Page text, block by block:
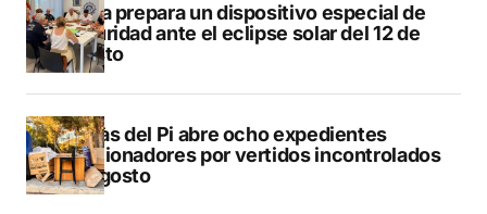
Xàbia prepara un dispositivo especial de
seguridad ante el eclipse solar del 12 de
agosto
L’Alfàs del Pi abre ocho expedientes
sancionadores por vertidos incontrolados
en agosto